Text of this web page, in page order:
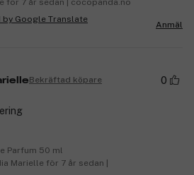
Anmäl
Bekräftad köpare 0
Parfum 50 ml
Marielle för 7 år sedan |